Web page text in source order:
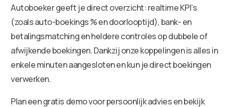
Autoboeker geeft je direct overzicht: realtime KPI’s
(zoals auto-boekings % en doorlooptijd), bank- en
betalingsmatching en heldere controles op dubbele of
afwijkende boekingen. Dankzij onze koppelingen is alles in
enkele minuten aangesloten en kun je direct boekingen
verwerken.
Plan een gratis demo voor persoonlijk advies en bekijk